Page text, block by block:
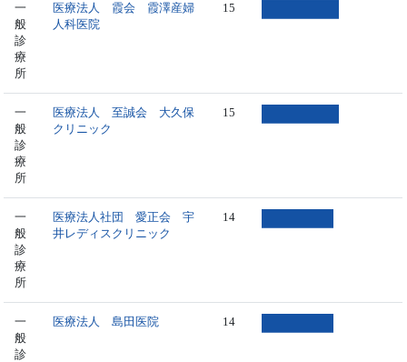
一
般
診
療
所
医療法人 霞会 霞澤産婦
人科医院
15
一
般
診
療
所
医療法人 至誠会 大久保
クリニック
15
一
般
診
療
所
医療法人社団 愛正会 宇
井レディスクリニック
14
一
般
診
医療法人 島田医院 14